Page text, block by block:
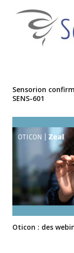
Sensorion
SENS-601
Oticon : des